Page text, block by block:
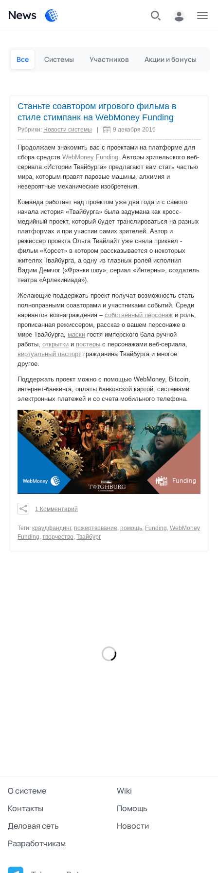
News
Все Системы Участников Акции и бонусы
Станьте соавтором игрового фильма в
стиле стимпанк на WebMoney Funding
Рубрики: Новости системы 9 декабря 2016
Продолжаем знакомить вас с проектами на платформе для
сбора средств WebMoney Funding. Авторы зрительского веб-
сериала «Истории Твайбурга» предлагают вам стать частью
мира, которым правят паровые машины, алхимия и
невероятные механические изобретения.
Команда работает над проектом уже два года и с самого
начала история «Твайбурга» была задумана как кросс-
медийный проект, который будет транслироваться на разных
платформах и при участии самих зрителей. Автор и
режиссер проекта Ольга Твайлайт уже сняла приквел -
фильм «Корсет» в котором рассказывается о некоторых
жителях Твайбурга, а одну из главных ролей исполнил
Вадим Демчог («Фрэнки шоу», сериал «Интерны», создатель
театра «Арлекиниада»).
Желающие поддержать проект получат возможность стать
полноправными соавторами и участниками событий. Среди
вариантов вознаграждения – собственный персонаж и роль,
прописанная режиссером, рассказ о вашем персонаже в
мире Твайбурга, маски гостя имперского бала ручной
работы, открытки и постеры с персонажами веб-сериала,
виртуальный паспорт гражданина Твайбурга и многое
другое.
Поддержать проект можно с помощью WebMoney, Bitcoin,
интернет-банкинга, оплаты банковской картой, системами
электронных платежей и со счета мобильного телефона.
0
0
1 Комментарий
Теги: краудфандинг, пожертвование, помощь, Funding, WebMoney
Funding, творчество, Твайбург
О системе
Wiki
Контакты
Помощь
Деловая сеть
Новости
Разработчикам